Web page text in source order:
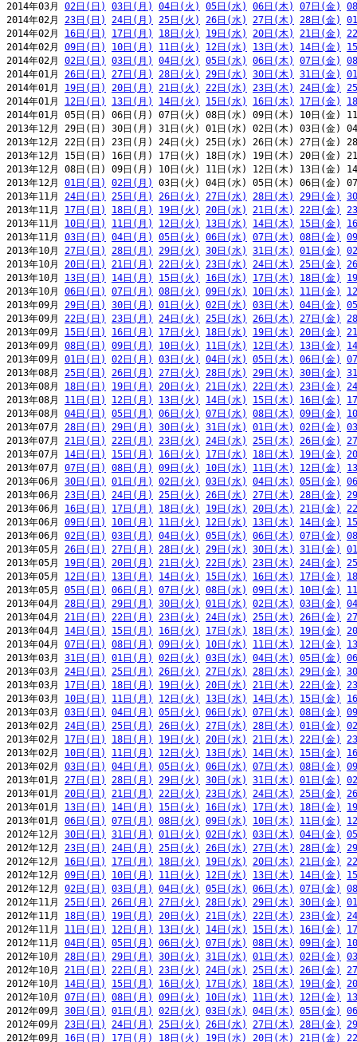
2014年03月 02日(日) 03日(月) 04日(火) 05日(水) 06日(木) 07日(金)
2014年02月 23日(日) 24日(月) 25日(火) 26日(水) 27日(木) 28日(金)
2014年02月 16日(日) 17日(月) 18日(火) 19日(水) 20日(木) 21日(金)
2014年02月 09日(日) 10日(月) 11日(火) 12日(水) 13日(木) 14日(金)
2014年02月 02日(日) 03日(月) 04日(火) 05日(水) 06日(木) 07日(金)
2014年01月 26日(日) 27日(月) 28日(火) 29日(水) 30日(木) 31日(金)
2014年01月 19日(日) 20日(月) 21日(火) 22日(水) 23日(木) 24日(金)
2014年01月 12日(日) 13日(月) 14日(火) 15日(水) 16日(木) 17日(金)
2014年01月 05日(日) 06日(月) 07日(火) 08日(水) 09日(木) 10日(金)
2013年12月 29日(日) 30日(月) 31日(火) 01日(水) 02日(木) 03日(金)
2013年12月 22日(日) 23日(月) 24日(火) 25日(水) 26日(木) 27日(金)
2013年12月 15日(日) 16日(月) 17日(火) 18日(水) 19日(木) 20日(金)
2013年12月 08日(日) 09日(月) 10日(火) 11日(水) 12日(木) 13日(金)
2013年12月 01日(日) 02日(月)
03日(火) 04日(水) 05日(木) 06日(金)
2013年11月 24日(日) 25日(月) 26日(火) 27日(水) 28日(木) 29日(金)
2013年11月 17日(日) 18日(月) 19日(火) 20日(水) 21日(木) 22日(金)
2013年11月 10日(日) 11日(月) 12日(火) 13日(水) 14日(木) 15日(金)
2013年11月 03日(日) 04日(月) 05日(火) 06日(水) 07日(木) 08日(金)
2013年10月 27日(日) 28日(月) 29日(火) 30日(水) 31日(木) 01日(金)
2013年10月 20日(日) 21日(月) 22日(火) 23日(水) 24日(木) 25日(金)
2013年10月 13日(日) 14日(月) 15日(火) 16日(水) 17日(木) 18日(金)
2013年10月 06日(日) 07日(月) 08日(火) 09日(水) 10日(木) 11日(金)
2013年09月 29日(日) 30日(月) 01日(火) 02日(水) 03日(木) 04日(金)
2013年09月 22日(日) 23日(月) 24日(火) 25日(水) 26日(木) 27日(金)
2013年09月 15日(日) 16日(月) 17日(火) 18日(水) 19日(木) 20日(金)
2013年09月 08日(日) 09日(月) 10日(火) 11日(水) 12日(木) 13日(金)
2013年09月 01日(日) 02日(月) 03日(火) 04日(水) 05日(木) 06日(金)
2013年08月 25日(日) 26日(月) 27日(火) 28日(水) 29日(木) 30日(金)
2013年08月 18日(日) 19日(月) 20日(火) 21日(水) 22日(木) 23日(金)
2013年08月 11日(日) 12日(月) 13日(火) 14日(水) 15日(木) 16日(金)
2013年08月 04日(日) 05日(月) 06日(火) 07日(水) 08日(木) 09日(金)
2013年07月 28日(日) 29日(月) 30日(火) 31日(水) 01日(木) 02日(金)
2013年07月 21日(日) 22日(月) 23日(火) 24日(水) 25日(木) 26日(金)
2013年07月 14日(日) 15日(月) 16日(火) 17日(水) 18日(木) 19日(金)
2013年07月 07日(日) 08日(月) 09日(火) 10日(水) 11日(木) 12日(金)
2013年06月 30日(日) 01日(月) 02日(火) 03日(水) 04日(木) 05日(金)
2013年06月 23日(日) 24日(月) 25日(火) 26日(水) 27日(木) 28日(金)
2013年06月 16日(日) 17日(月) 18日(火) 19日(水) 20日(木) 21日(金)
2013年06月 09日(日) 10日(月) 11日(火) 12日(水) 13日(木) 14日(金)
2013年06月 02日(日) 03日(月) 04日(火) 05日(水) 06日(木) 07日(金)
2013年05月 26日(日) 27日(月) 28日(火) 29日(水) 30日(木) 31日(金)
2013年05月 19日(日) 20日(月) 21日(火) 22日(水) 23日(木) 24日(金)
2013年05月 12日(日) 13日(月) 14日(火) 15日(水) 16日(木) 17日(金)
2013年05月 05日(日) 06日(月) 07日(火) 08日(水) 09日(木) 10日(金)
2013年04月 28日(日) 29日(月) 30日(火) 01日(水) 02日(木) 03日(金)
2013年04月 21日(日) 22日(月) 23日(火) 24日(水) 25日(木) 26日(金)
2013年04月 14日(日) 15日(月) 16日(火) 17日(水) 18日(木) 19日(金)
2013年04月 07日(日) 08日(月) 09日(火) 10日(水) 11日(木) 12日(金)
2013年03月 31日(日) 01日(月) 02日(火) 03日(水) 04日(木) 05日(金)
2013年03月 24日(日) 25日(月) 26日(火) 27日(水) 28日(木) 29日(金)
2013年03月 17日(日) 18日(月) 19日(火) 20日(水) 21日(木) 22日(金)
2013年03月 10日(日) 11日(月) 12日(火) 13日(水) 14日(木) 15日(金)
2013年03月 03日(日) 04日(月) 05日(火) 06日(水) 07日(木) 08日(金)
2013年02月 24日(日) 25日(月) 26日(火) 27日(水) 28日(木) 01日(金)
2013年02月 17日(日) 18日(月) 19日(火) 20日(水) 21日(木) 22日(金)
2013年02月 10日(日) 11日(月) 12日(火) 13日(水) 14日(木) 15日(金)
2013年02月 03日(日) 04日(月) 05日(火) 06日(水) 07日(木) 08日(金)
2013年01月 27日(日) 28日(月) 29日(火) 30日(水) 31日(木) 01日(金)
2013年01月 20日(日) 21日(月) 22日(火) 23日(水) 24日(木) 25日(金)
2013年01月 13日(日) 14日(月) 15日(火) 16日(水) 17日(木) 18日(金)
2013年01月 06日(日) 07日(月) 08日(火) 09日(水) 10日(木) 11日(金)
2012年12月 30日(日) 31日(月) 01日(火) 02日(水) 03日(木) 04日(金)
2012年12月 23日(日) 24日(月) 25日(火) 26日(水) 27日(木) 28日(金)
2012年12月 16日(日) 17日(月) 18日(火) 19日(水) 20日(木) 21日(金)
2012年12月 09日(日) 10日(月) 11日(火) 12日(水) 13日(木) 14日(金)
2012年12月 02日(日) 03日(月) 04日(火) 05日(水) 06日(木) 07日(金)
2012年11月 25日(日) 26日(月) 27日(火) 28日(水) 29日(木) 30日(金)
2012年11月 18日(日) 19日(月) 20日(火) 21日(水) 22日(木) 23日(金)
2012年11月 11日(日) 12日(月) 13日(火) 14日(水) 15日(木) 16日(金)
2012年11月 04日(日) 05日(月) 06日(火) 07日(水) 08日(木) 09日(金)
2012年10月 28日(日) 29日(月) 30日(火) 31日(水) 01日(木) 02日(金)
2012年10月 21日(日) 22日(月) 23日(火) 24日(水) 25日(木) 26日(金)
2012年10月 14日(日) 15日(月) 16日(火) 17日(水) 18日(木) 19日(金)
2012年10月 07日(日) 08日(月) 09日(火) 10日(水) 11日(木) 12日(金)
2012年09月 30日(日) 01日(月) 02日(火) 03日(水) 04日(木) 05日(金)
2012年09月 23日(日) 24日(月) 25日(火) 26日(水) 27日(木) 28日(金)
2012年09月 16日(日) 17日(月) 18日(火) 19日(水) 20日(木) 21日(金)